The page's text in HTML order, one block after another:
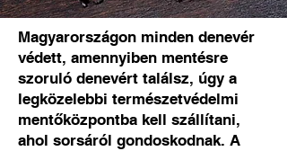
Magyarországon minden denevér
védett, amennyiben mentésre
szoruló denevért találsz, úgy a
legközelebbi természetvédelmi
mentőközpontba kell szállítani,
ahol sorsáról gondoskodnak. A